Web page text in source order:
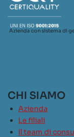
Azienda con sistema di
CHI SIAMO
Azienda
Le filiali
Il team di